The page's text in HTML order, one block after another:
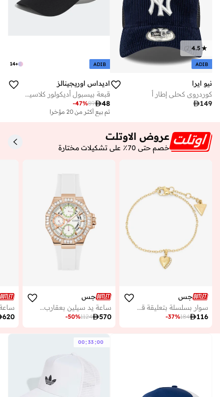
4.5
(
2
)
ADIB
نيو ايرا
كوردروي كحلي إطار أ
149
+
14 ADIB
اديداس اوريجينالز
قبعة بيسبول أديكولور كلاسيك تريفويل
48
89
-47%
تم بيع أكثر من 20 مؤخرا
عروض الاوتلت
خصم حتى 70٪ على تشكيلات مختارة
جس
سوار بسلسلة بتعليقة قلب
116
184
-37%
جس
ساعة يد سيلين بعقارب وسوار من البولي يوريثان
570
1124
-50%
620
00:33:00